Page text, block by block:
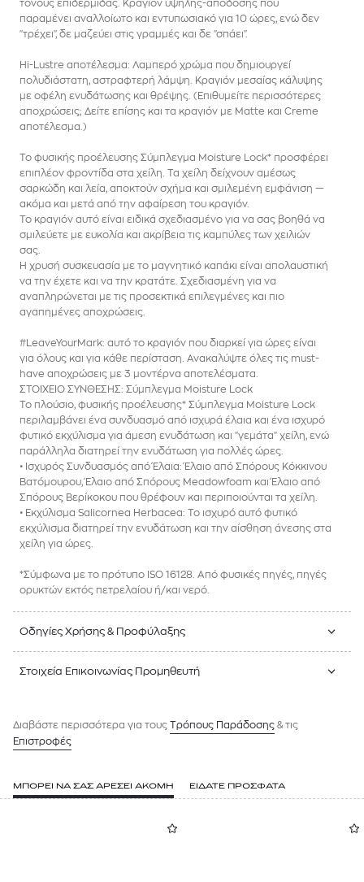
τόνους επιδερμίδας. Κραγιόν υψηλής-απόδοσης που
παραμένει αναλλοίωτο και εντυπωσιακό για 10 ώρες, ενώ δεν
"τρέχει", δε μαζεύει στις γραμμές και δε "σπάει".
Hi-Lustre αποτέλεσμα: Λαμπερό χρώμα που δημιουργεί
πολυδιάστατη, αστραφτερή λάμψη. Κραγιόν μεσαίας κάλυψης
με οφέλη ενυδάτωσης και θρέψης. (Επιθυμείτε περισσότερες
αποχρώσεις; Δείτε επίσης και τα κραγιόν με Matte και Creme
αποτέλεσμα.)
Το φυσικής προέλευσης Σύμπλεγμα Moisture Lock* προσφέρει
επιπλέον φροντίδα στα χείλη. Τα χείλη δείχνουν αμέσως
σαρκώδη και λεία, αποκτούν σχήμα και σμιλεμένη εμφάνιση —
ακόμα και μετά από την αφαίρεση του κραγιόν.
Το κραγιόν αυτό είναι ειδικά σχεδιασμένο για να σας βοηθά να
σμιλεύετε με ευκολία και ακρίβεια τις καμπύλες των χειλιών
σας.
Η χρυσή συσκευασία με το μαγνητικό καπάκι είναι απολαυστική
να την έχετε και να την κρατάτε. Σχεδιασμένη για να
αναπληρώνεται με τις προσεκτικά επιλεγμένες και πιο
αγαπημένες αποχρώσεις.
#LeaveYourMark: αυτό το κραγιόν που διαρκεί για ώρες είναι
για όλους και για κάθε περίσταση. Ανακαλύψτε όλες τις must-
have αποχρώσεις με 3 μοντέρνα αποτελέσματα.
ΣΤΟΙΧΕΙΟ ΣΥΝΘΕΣΗΣ: Σύμπλεγμα Moisture Lock
Το πλούσιο, φυσικής προέλευσης* Σύμπλεγμα Moisture Lock
περιλαμβάνει ένα συνδυασμό από ισχυρά έλαια και ένα ισχυρό
φυτικό εκχύλισμα για άμεση ενυδάτωση και "γεμάτα" χείλη, ενώ
παράλληλα διατηρεί την ενυδάτωση για πολλές ώρες.
• Ισχυρός Συνδυασμός από Έλαια: Έλαιο από Σπόρους Κόκκινου
Βατόμουρου, Έλαιο από Σπόρους Meadowfoam και Έλαιο από
Σπόρους Βερίκοκου που θρέφουν και περιποιούνται τα χείλη.
• Εκχύλισμα Salicornea Herbacea: Το ισχυρό αυτό φυτικό
εκχύλισμα διατηρεί την ενυδάτωση και την αίσθηση άνεσης στα
χείλη για ώρες.
*Σύμφωνα με το πρότυπο ISO 16128. Από φυσικές πηγές, πηγές
ορυκτών εκτός πετρελαίου ή/και νερό.
Οδηγίες Χρήσης & Προφύλαξης
Στοιχεία Επικοινωνίας Προμηθευτή
Διαβάστε περισσότερα για τους Tρόπους Παράδοσης & τις
Επιστροφές
ΜΠΟΡΕΙ ΝΑ ΣΑΣ ΑΡΕΣΕΙ ΑΚΟΜΗ ΕΙΔΑΤΕ ΠΡΟΣΦΑΤΑ